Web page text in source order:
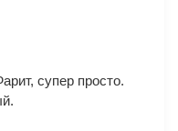
супер просто.